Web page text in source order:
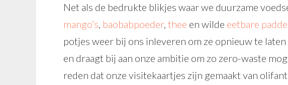
Net als de bedrukte blikjes waar we duurzame
mango’s, baobabpoeder, thee en wilde eetbare
potjes weer bij ons inleveren om ze opnieuw te
en draagt bij aan onze ambitie om zo zero-waste
reden dat onze visitekaartjes zijn gemaakt van